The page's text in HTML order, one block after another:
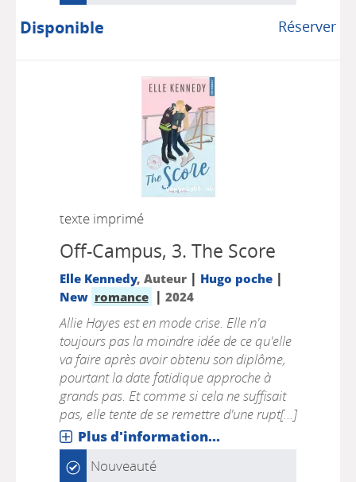
Réserver
Disponible
texte imprimé
Off-Campus, 3. The Score
Elle Kennedy, Auteur | Hugo poche|
New romance | 2024
Allie Hayes est en mode crise. Elle n'a
toujours pas la moindre idée de ce qu'elle
va faire après avoir obtenu son diplôme,
pourtant la date fatidique approche à
grands pas. Et comme si cela ne suffisait
pas, elle tente de se remettre d'une rupt[...]
Plus d'information...
Nouveauté